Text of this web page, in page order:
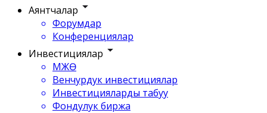
Аянтчалар
Форумдар
Конференциялар
Инвестициялар
МЖӨ
Венчурдук инвестициялар
Инвестицияларды табуу
Фондулук биржа